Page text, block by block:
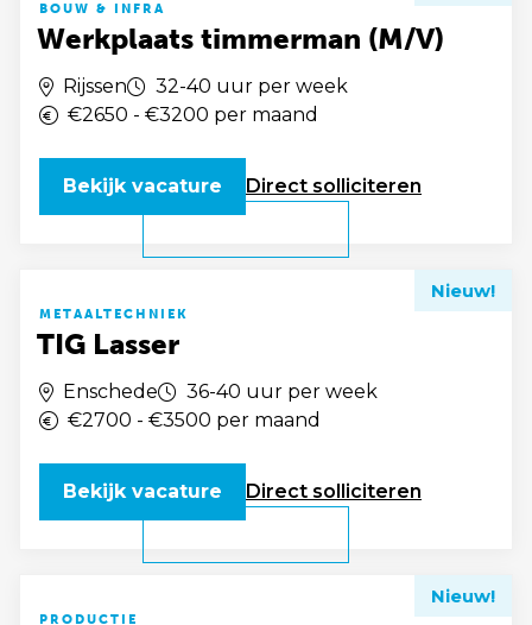
BOUW & INFRA
Werkplaats timmerman (M/V)
Rijssen
32-40 uur per week
€2650 - €3200 per maand
Direct solliciteren
Bekijk vacature
METAALTECHNIEK
TIG Lasser
Nieuw!
Enschede
36-40 uur per week
€2700 - €3500 per maand
Direct solliciteren
Bekijk vacature
PRODUCTIE
Nieuw!